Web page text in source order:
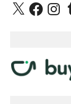
X Facebook